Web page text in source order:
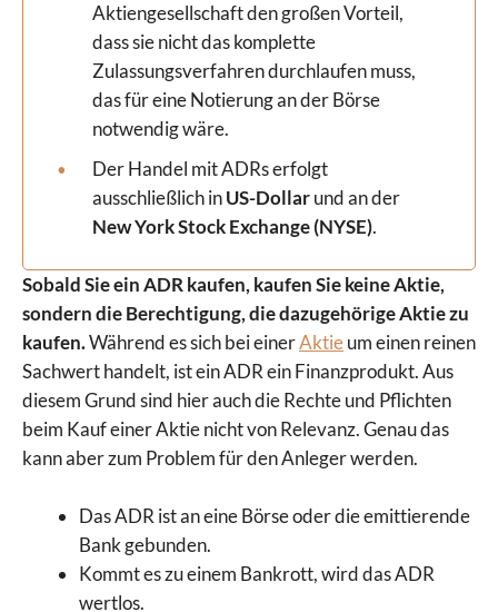
Aktiengesellschaft den großen Vorteil,
dass sie nicht das komplette
Zulassungsverfahren durchlaufen muss,
das für eine Notierung an der Börse
notwendig wäre.
Der Handel mit ADRs erfolgt
ausschließlich inUS-Dollarund an der
New York Stock Exchange (NYSE).
Sobald Sie ein ADR kaufen, kaufen Sie keine Aktie,
sondern die Berechtigung, die dazugehörige Aktie zu
kaufen.Während es sich bei einerAktieum einen reinen
Sachwert handelt, ist ein ADR ein Finanzprodukt. Aus
diesem Grund sind hier auch die Rechte und Pflichten
beim Kauf einer Aktie nicht von Relevanz. Genau das
kann aber zum Problem für den Anleger werden.
Das ADR ist an eine Börse oder die emittierende
Bank gebunden.
Kommt es zu einem Bankrott, wird das ADR
wertlos.